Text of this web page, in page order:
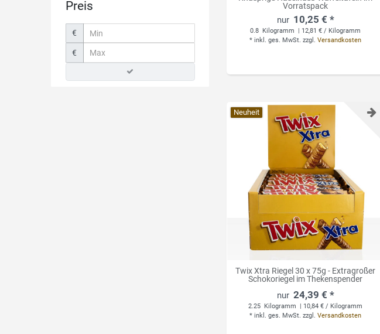
Preis
€
€
Vorratspack
10,25 € *
0.8 Kilogramm
| 12,81 € / Kilogramm
*inkl. ges. MwSt. zzgl.Versandkosten
Neuheit
Twix Xtra Riegel 30 x 75g - Extragroßer
Schokoriegel im Thekenspender
24,39 € *
2.25 Kilogramm
| 10,84 € / Kilogramm
*inkl. ges. MwSt. zzgl.Versandkosten